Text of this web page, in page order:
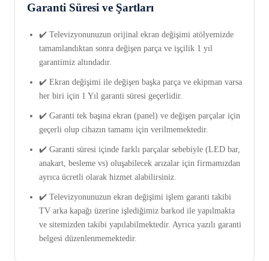
Garanti Süresi ve Şartları
✔️ Televizyonunuzun orijinal ekran değişimi atölyemizde
tamamlandıktan sonra değişen parça ve işçilik 1 yıl
garantimiz altındadır.
✔️ Ekran değişimi ile değişen başka parça ve ekipman varsa
her biri için 1 Yıl garanti süresi geçerlidir.
✔️ Garanti tek başına ekran (panel) ve değişen parçalar için
geçerli olup cihazın tamamı için verilmemektedir.
✔️ Garanti süresi içinde farklı parçalar sebebiyle (LED bar,
anakart, besleme vs) oluşabilecek arızalar için firmamızdan
ayrıca ücretli olarak hizmet alabilirsiniz.
✔️ Televizyonunuzun ekran değişimi işlem garanti takibi
TV arka kapağı üzerine işlediğimiz barkod ile yapılmakta
ve sitemizden takibi yapılabilmektedir. Ayrıca yazılı garanti
belgesi düzenlenmemektedir.